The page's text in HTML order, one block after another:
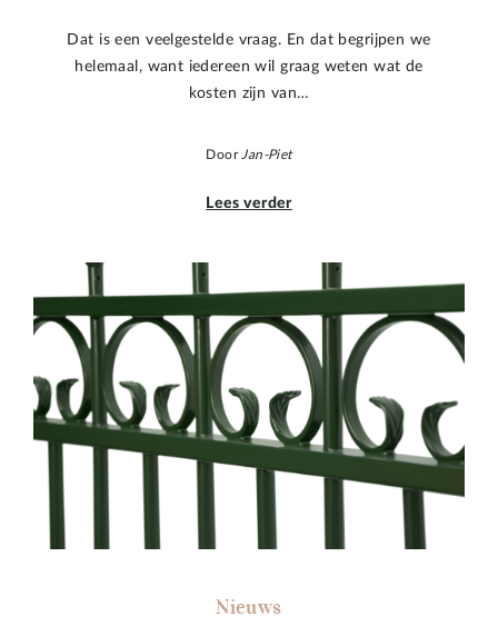
Dat is een veelgestelde vraag. En dat begrijpen we
helemaal, want iedereen wil graag weten wat de
kosten zijn van…
Door Jan-Piet
Lees verder
Nieuws